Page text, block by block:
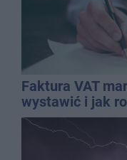
Faktura VAT
wystawić i jak